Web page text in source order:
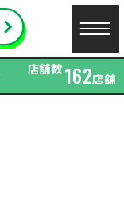
店舗数162店舗